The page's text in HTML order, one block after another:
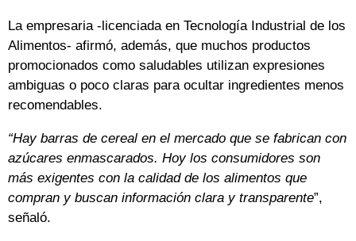
La empresaria -licenciada en Tecnología Industrial de los
Alimentos- afirmó, además, que muchos productos
promocionados como saludables utilizan expresiones
ambiguas o poco claras para ocultar ingredientes menos
recomendables.
“Hay barras de cereal en el mercado que se fabrican con
azúcares enmascarados. Hoy los consumidores son
más exigentes con la calidad de los alimentos que
compran y buscan información clara y transparente”,
señaló.